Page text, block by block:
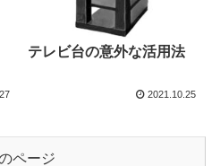
テレビ台の意外な活用法
2021.10.25
ページ